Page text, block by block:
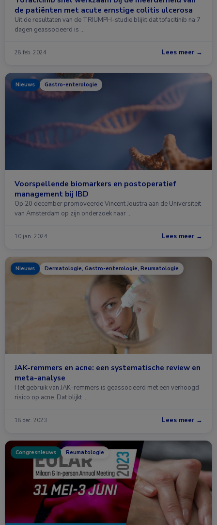
de patiënten met acute ernstige colitis ulcerosa
Uit de resultaten van de TRIUMPH-studie blijkt dat tofacitinib na 7
dagen geassocieerd is …
28 feb. 2024 Lees meer →
Nieuws Gastro-enterologie
Voorspellende biomarkers en postoperatief
management bij IBD
Op 20 december promoveerde Vincent Joustra aan de Universiteit
van Amsterdam op zijn onderzoek naar …
10 jan. 2024 Lees meer →
Nieuws Dermatologie, Gastro-enterologie, Reumatologie
JAK-remmers en acne: een systematische review en
meta-analyse
Het gebruik van JAK-remmers is geassocieerd met een verhoogd
risico op acne. Dat blijkt …
18 dec. 2023 Lees meer →
Congresnieuws Reumatologie